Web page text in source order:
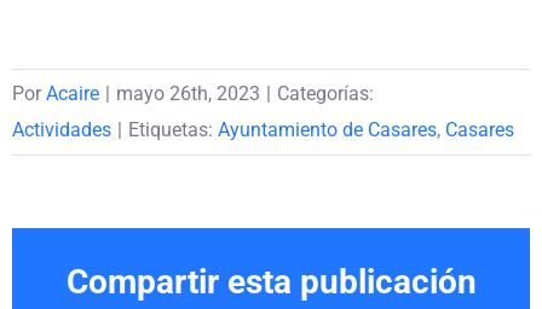
PorAcaire | mayo 26th, 2023 | Categorías:
Actividades | Etiquetas: Ayuntamiento de Casares, Casares
Compartir esta publicación